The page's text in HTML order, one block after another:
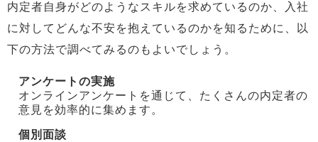
内定者自身がどのようなスキルを求めているのか、入社
に対してどんな不安を抱えているのかを知るために、以
下の方法で調べてみるのもよいでしょう。
アンケートの実施
オンラインアンケートを通じて、たくさんの内定者の
意見を効率的に集めます。
個別面談